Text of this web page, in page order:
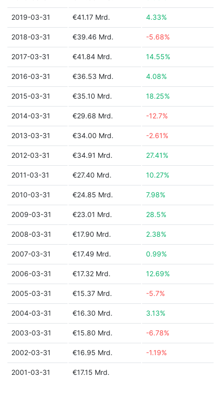
2019-03-31 €41.17 Mrd. 4.33%
2018-03-31 €39.46 Mrd. -5.68%
2017-03-31 €41.84 Mrd. 14.55%
2016-03-31 €36.53 Mrd. 4.08%
2015-03-31 €35.10 Mrd. 18.25%
2014-03-31 €29.68 Mrd. -12.7%
2013-03-31 €34.00 Mrd. -2.61%
2012-03-31 €34.91 Mrd. 27.41%
2011-03-31 €27.40 Mrd. 10.27%
2010-03-31 €24.85 Mrd. 7.98%
2009-03-31 €23.01 Mrd. 28.5%
2008-03-31 €17.90 Mrd. 2.38%
2007-03-31 €17.49 Mrd. 0.99%
2006-03-31 €17.32 Mrd. 12.69%
2005-03-31 €15.37 Mrd. -5.7%
2004-03-31 €16.30 Mrd. 3.13%
2003-03-31 €15.80 Mrd. -6.78%
2002-03-31 €16.95 Mrd. -1.19%
2001-03-31 €17.15 Mrd.